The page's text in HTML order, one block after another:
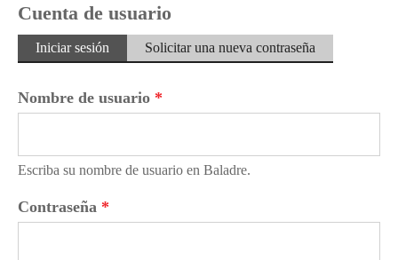
Cuenta de usuario
Solapas principales
Iniciar sesión (solapaSolicitar una nueva contraseña
Nombre de usuario *
Escriba su nombre de usuario en Baladre.
Contraseña *